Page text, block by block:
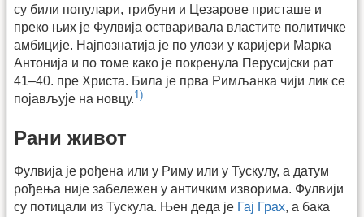
су били популари, трибуни и Цезарове присташе и
преко њих је Фулвија остваривала властите политичке
амбиције. Најпознатија је по улози у каријери Марка
Антонија и по томе како је покренула Перусијски рат
41–40. пре Христа. Била је прва Римљанка чији лик се
појављује на новцу.1)
Рани живот
Фулвија је рођена или у Риму или у Тускулу, а датум
рођења није забележен у античким изворима. Фулвији
су потицали из Тускула. Њен деда је Гај Грах, а бака